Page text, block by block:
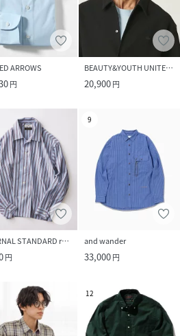
ARROWS
円
BEAUTY&YOUTH UNITED ARROWS
20,900円
JOURNAL STANDARD relume
円
9
and wander
33,000円
12